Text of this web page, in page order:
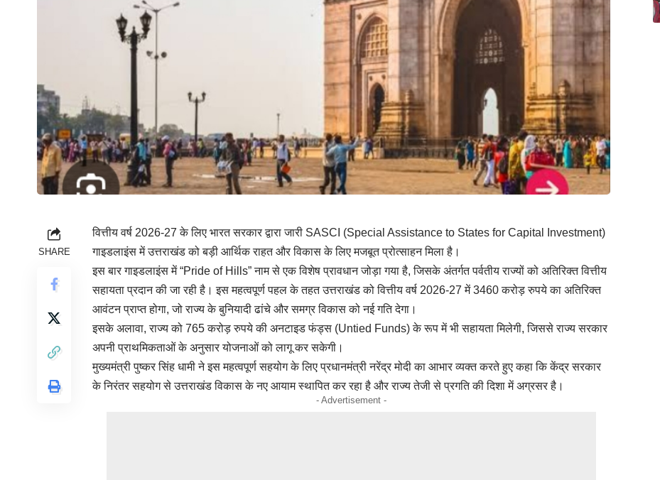
SHARE
वित्तीय वर्ष 2026-27 के लिए भारत सरकार द्वारा जारी SASCI (Special Assistance to States for Capital Investment)
गाइडलाइंस में उत्तराखंड को बड़ी आर्थिक राहत और विकास के लिए मजबूत प्रोत्साहन मिला है।
इस बार गाइडलाइंस में “Pride of Hills” नाम से एक विशेष प्रावधान जोड़ा गया है, जिसके अंतर्गत पर्वतीय राज्यों को अतिरिक्त वित्तीय
सहायता प्रदान की जा रही है। इस महत्वपूर्ण पहल के तहत उत्तराखंड को वित्तीय वर्ष 2026-27 में 3460 करोड़ रुपये का अतिरिक्त
आवंटन प्राप्त होगा, जो राज्य के बुनियादी ढांचे और समग्र विकास को नई गति देगा।
इसके अलावा, राज्य को 765 करोड़ रुपये की अनटाइड फंड्स (Untied Funds) के रूप में भी सहायता मिलेगी, जिससे राज्य सरकार
अपनी प्राथमिकताओं के अनुसार योजनाओं को लागू कर सकेगी।
मुख्यमंत्री पुष्कर सिंह धामी ने इस महत्वपूर्ण सहयोग के लिए प्रधानमंत्री नरेंद्र मोदी का आभार व्यक्त करते हुए कहा कि केंद्र सरकार
के निरंतर सहयोग से उत्तराखंड विकास के नए आयाम स्थापित कर रहा है और राज्य तेजी से प्रगति की दिशा में अग्रसर है।
- Advertisement -